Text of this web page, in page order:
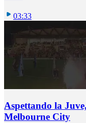
03:33
Aspettando la
Melbourne City